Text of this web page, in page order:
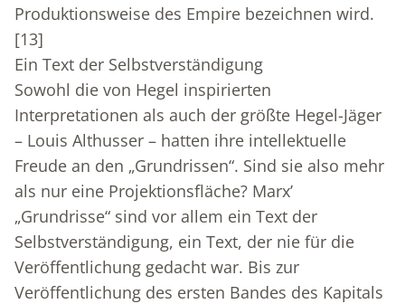
Produktionsweise des Empire bezeichnen wird.
[13]
Ein Text der Selbstverständigung
Sowohl die von Hegel inspirierten
Interpretationen als auch der größte Hegel-Jäger
– Louis Althusser – hatten ihre intellektuelle
Freude an den „Grundrissen“. Sind sie also mehr
als nur eine Projektionsfläche? Marx’
„Grundrisse“ sind vor allem ein Text der
Selbstverständigung, ein Text, der nie für die
Veröffentlichung gedacht war. Bis zur
Veröffentlichung des ersten Bandes des Kapitals